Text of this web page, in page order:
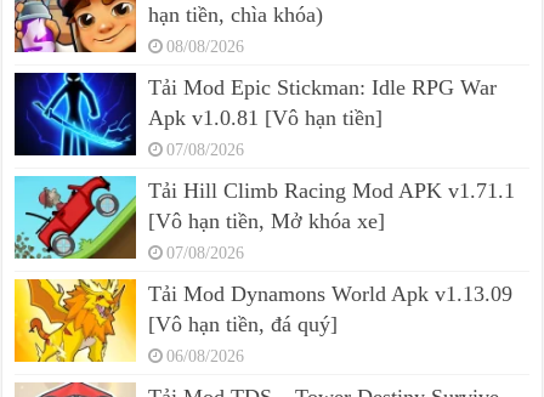
hạn tiền, chìa khóa)
08/08/2026
Tải Mod Epic Stickman: Idle RPG War
Apk v1.0.81 [Vô hạn tiền]
07/08/2026
Tải Hill Climb Racing Mod APK v1.71.1
[Vô hạn tiền, Mở khóa xe]
07/08/2026
Tải Mod Dynamons World Apk v1.13.09
[Vô hạn tiền, đá quý]
06/08/2026